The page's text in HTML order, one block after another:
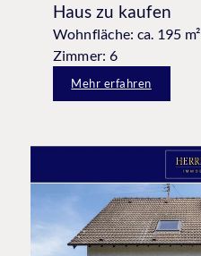
Haus zu kaufen
Wohnfläche: ca. 195 m²
Zimmer: 6
Mehr erfahren